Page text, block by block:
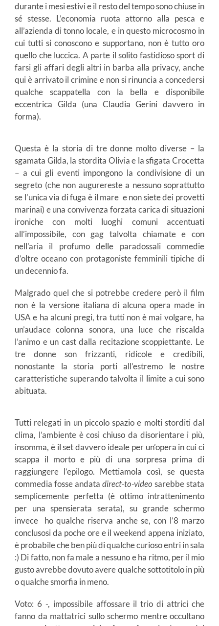
durante i mesi estivi e il resto del tempo sono chiuse in
sé stesse. L’economia ruota attorno alla pesca e
all’azienda di tonno locale, e in questo microcosmo in
cui tutti si conoscono e supportano, non è tutto oro
quello che luccica. A parte il solito fastidioso sport di
farsi gli affari degli altri in barba alla privacy, anche
qui è arrivato il crimine e non si rinuncia a concedersi
qualche scappatella con la bella e disponibile
eccentrica Gilda (una Claudia Gerini davvero in
forma).
Questa è la storia di tre donne molto diverse – la
sgamata Gilda, la stordita Olivia e la sfigata Crocetta
– a cui gli eventi impongono la condivisione di un
segreto (che non augurereste a nessuno soprattutto
se l’unica via di fuga è il mare e non siete dei provetti
marinai) e una convivenza forzata carica di situazioni
ironiche con molti luoghi comuni accentuati
all’impossibile, con gag talvolta chiamate e con
nell’aria il profumo delle paradossali commedie
d’oltre oceano con protagoniste femminili tipiche di
un decennio fa.
Malgrado quel che si potrebbe credere però il film
non è la versione italiana di alcuna opera made in
USA e ha alcuni pregi, tra tutti non è mai volgare, ha
un’audace colonna sonora, una luce che riscalda
l’animo e un cast dalla recitazione scoppiettante. Le
tre donne son frizzanti, ridicole e credibili,
nonostante la storia porti all’estremo le nostre
caratteristiche superando talvolta il limite a cui sono
abituata.
Tutti relegati in un piccolo spazio e molti storditi dal
clima, l’ambiente è così chiuso da disorientare i più,
insomma, è il set davvero ideale per un’opera in cui ci
scappa il morto e più di una sorpresa prima di
raggiungere l’epilogo. Mettiamola così, se questa
commedia fosse andata direct-to-video sarebbe stata
semplicemente perfetta (è ottimo intrattenimento
per una spensierata serata), su grande schermo
invece ho qualche riserva anche se, con l’8 marzo
conclusosi da poche ore e il weekend appena iniziato,
è probabile che ben più di qualche curioso entri in sala
:) Di fatto, non fa male a nessuno e ha ritmo, per il mio
gusto avrebbe dovuto avere qualche sottotitolo in più
o qualche smorfia in meno.
Voto: 6 -, impossibile affossare il trio di attrici che
fanno da mattatrici sullo schermo mentre occultano